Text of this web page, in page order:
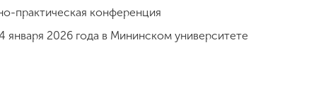
практическая конференция
января 2026 года в Мининском университете